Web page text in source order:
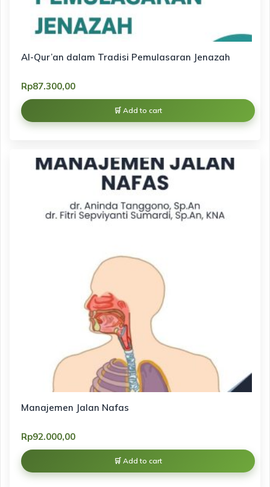
Al-Qur’an dalam Tradisi Pemulasaran Jenazah
Rp87.300,00
Add to cart
Manajemen Jalan Nafas
Rp92.000,00
Add to cart